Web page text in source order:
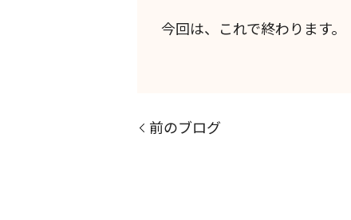
今回は、これで終わります。
前のブログ